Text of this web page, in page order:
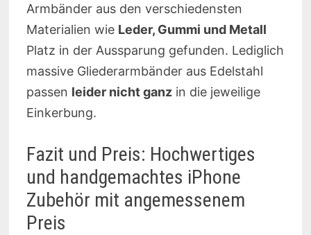
Armbänder aus den verschiedensten
Materialien wie Leder, Gummi und Metall
Platz in der Aussparung gefunden. Lediglich
massive Gliederarmbänder aus Edelstahl
passen leider nicht ganzin die jeweilige
Einkerbung.
Fazit und Preis: Hochwertiges
und handgemachtes iPhone
Zubehör mit angemessenem
Preis